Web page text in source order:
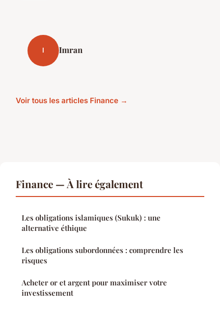
I Imran
Voir tous les articles Finance →
Finance — À lire également
Les obligations islamiques (Sukuk) : une
alternative éthique
Les obligations subordonnées : comprendre les
risques
Acheter or et argent pour maximiser votre
investissement